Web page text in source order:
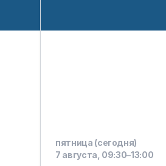
пятница (сегодня)
7 августа, 09:30–13:00